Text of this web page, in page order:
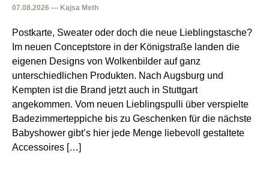
07.08.2026 — Kajsa Meth
Postkarte, Sweater oder doch die neue Lieblingstasche?
Im neuen Conceptstore in der Königstraße landen die
eigenen Designs von Wolkenbilder auf ganz
unterschiedlichen Produkten. Nach Augsburg und
Kempten ist die Brand jetzt auch in Stuttgart
angekommen. Vom neuen Lieblingspulli über verspielte
Badezimmerteppiche bis zu Geschenken für die nächste
Babyshower gibt’s hier jede Menge liebevoll gestaltete
Accessoires […]